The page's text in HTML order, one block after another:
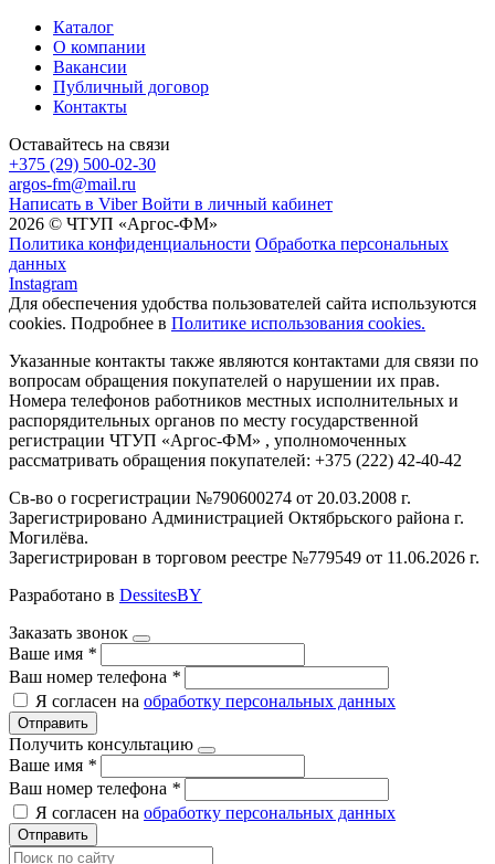
Каталог
О компании
Вакансии
Публичный договор
Контакты
Оставайтесь на связи
+375 (29) 500-02-30
argos-fm@mail.ru
Написать в Viber Войти в личный кабинет
2026 © ЧТУП «Аргос-ФМ»
Политика конфиденциальности Обработка персональных
данных
Instagram
Для обеспечения удобства пользователей сайта используются
cookies. Подробнее в Политике использования cookies.
Указанные контакты также являются контактами для связи по
вопросам обращения покупателей о нарушении их прав.
Номера телефонов работников местных исполнительных и
распорядительных органов по месту государственной
регистрации ЧТУП «Аргос-ФМ» , уполномоченных
рассматривать обращения покупателей: +375 (222) 42-40-42
Св-во о госрегистрации №790600274 от 20.03.2008 г.
Зарегистрировано Администрацией Октябрьского района г.
Могилёва.
Зарегистрирован в торговом реестре №779549 от 11.06.2026 г.
Разработано в DessitesBY
Заказать звонок
Ваше имя *
Ваш номер телефона *
Я согласен на обработку персональных данных
Отправить
Получить консультацию
Ваше имя *
Ваш номер телефона *
Я согласен на обработку персональных данных
Отправить